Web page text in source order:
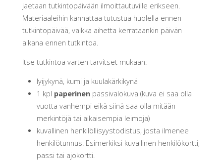
jaetaan tutkintopäivään ilmoittautuville erikseen.
Materiaaleihin kannattaa tutustua huolella ennen
tutkintopäivää, vaikka aihetta kerrataankin päivän
aikana ennen tutkintoa.
Itse tutkintoa varten tarvitset mukaan:
lyijykynä, kumi ja kuulakärkikynä
1 kpl paperinenpassivalokuva (kuva ei saa olla
vuotta vanhempi eikä siinä saa olla mitään
merkintöjä tai aikaisempia leimoja)
kuvallinen henkilöllisyystodistus, josta ilmenee
henkilötunnus. Esimerkiksi kuvallinen henkilökortti,
passi tai ajokortti.